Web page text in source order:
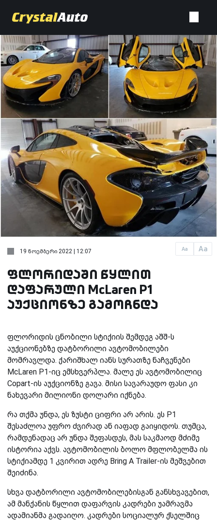
Aa Aa
19 ნოემბერი 2022 | 12:07
ფლორიდაში წყლით
დაფარული McLaren P1
აუქციონზე გამოჩნდა
ფლორიდის ცნობილი სტიქიის შემდეგ აშშ-ს
აუქციონებზე დატბორილი ავტომობილები
მომრავლდა. ქარიშხალ იანს სურათზე ნაჩვენები
McLaren P1-იც ემსხვერპლა. მალე ეს ავტომობილიც
Copart-ის აუქციონზე გავა. მისი სავარაუდო ფასი კი
ნახევარი მილიონი დოლარი იქნება.
რა თქმა უნდა, ეს ზუსტი ციფრი არ არის. ეს P1
შესაძლოა უფრო ძვირად ან იაფად გაიყიდოს. თუმცა,
რამდენადაც არ უნდა შეფასდეს, მას საკმაოდ მძიმე
ისტორია აქვს. ავტომობილის ბოლო მფლობელმა ის
სტიქიამდე 1 კვირით ადრე Bring A Trailer-ის მეშვებით
შეიძინა.
სხვა დატბორილი ავტომობილებისგან განსხვავებით,
ამ მანქანის წყლით დაფარვის კადრები უამრავმა
ადამიანმა გადაიღო. კადრები სოციალურ ქსელშიც